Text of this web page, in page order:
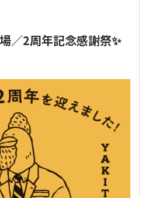
／2周年記念感謝祭✨